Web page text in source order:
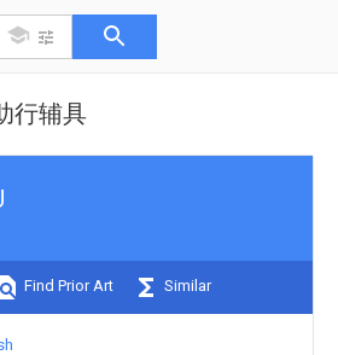
行辅具
Find Prior Art Similar